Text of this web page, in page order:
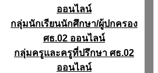
ออนไลน์
กลุ่มนักเรียนนักศึกษา/ผู้ปกครอง
ศธ.02 ออนไลน์
กลุ่มครูและครูที่ปรึกษา ศธ.02
ออนไลน์